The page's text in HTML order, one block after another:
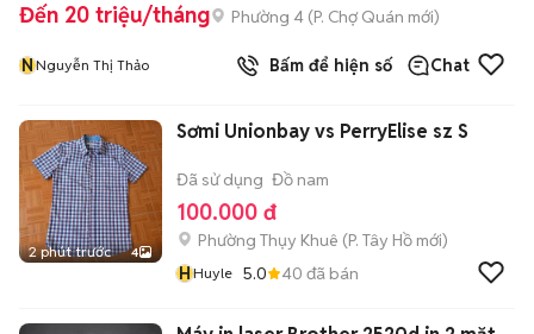
Đến 20 triệu/tháng Phường 4 (P. Chợ Quán mới)
NNguyễn Thị Thảo Bấm để hiện số Chat
2 phút trước 4
Sơmi Unionbay vs PerryElise sz S
Đã sử dụng Đồ nam
100.000 đ
Phường Thụy Khuê (P. Tây Hồ mới)
HHuyle 5.0 40 đã bán